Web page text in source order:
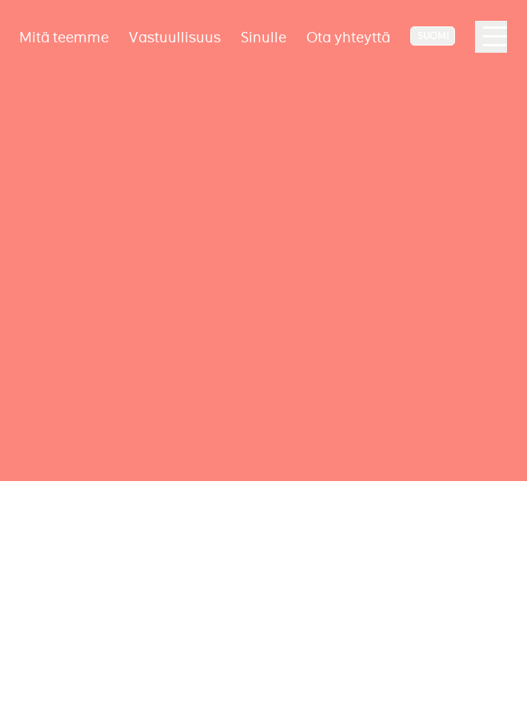
Mitä teemme Vastuullisuus Sinulle Ota yhteyttä